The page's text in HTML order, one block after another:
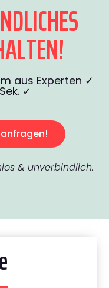
aus Experten ✓
✓
& unverbindlich.